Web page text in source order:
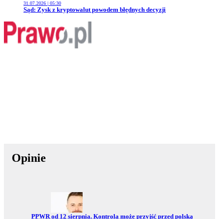
31.07.2026 | 05:30
Przejdź do artykułu:
Sąd: Zysk z kryptowalut powodem błędnych decyzji
Opinie
Przejdź do:
PPWR od 12 sierpnia. Kontrola może przyjść przed polską